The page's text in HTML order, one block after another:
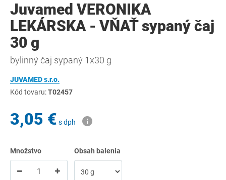
Juvamed VERONIKA
LEKÁRSKA - VŇAŤ sypaný čaj
30 g
bylinný čaj sypaný 1x30 g
JUVAMED s.r.o.
Kód tovaru:T02457
3,05 € s dph
Množstvo Obsah balenia